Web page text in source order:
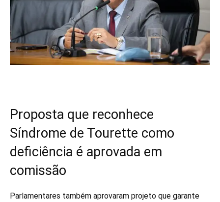
Proposta que reconhece
Síndrome de Tourette como
deficiência é aprovada em
comissão
Parlamentares também aprovaram projeto que garante